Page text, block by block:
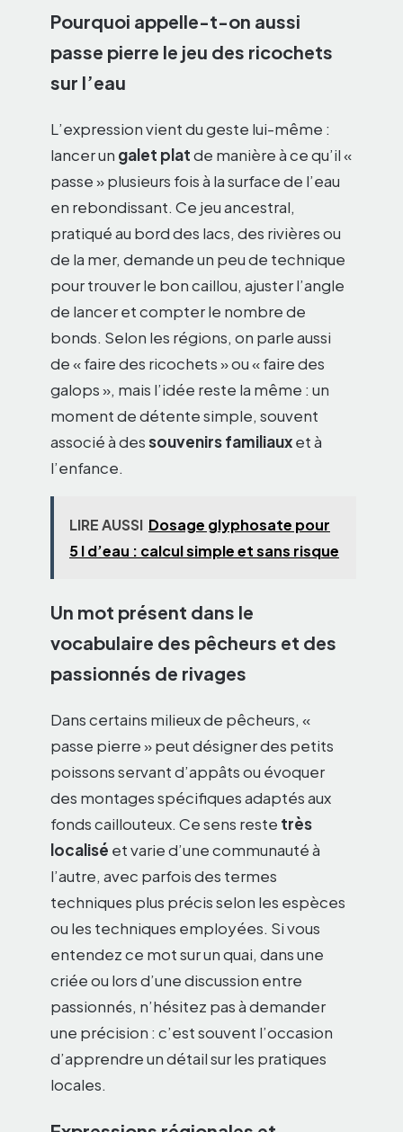
Pourquoi appelle-t-on aussi
passe pierre le jeu des ricochets
sur l’eau
L’expression vient du geste lui-même :
lancer un galet platde manière à ce qu’il «
passe » plusieurs fois à la surface de l’eau
en rebondissant. Ce jeu ancestral,
pratiqué au bord des lacs, des rivières ou
de la mer, demande un peu de technique
pour trouver le bon caillou, ajuster l’angle
de lancer et compter le nombre de
bonds. Selon les régions, on parle aussi
de « faire des ricochets » ou « faire des
galops », mais l’idée reste la même : un
moment de détente simple, souvent
associé à dessouvenirs familiauxet à
l’enfance.
LIRE AUSSI Dosage glyphosate pour
5 l d’eau : calcul simple et sans risque
Un mot présent dans le
vocabulaire des pêcheurs et des
passionnés de rivages
Dans certains milieux de pêcheurs, «
passe pierre » peut désigner des petits
poissons servant d’appâts ou évoquer
des montages spécifiques adaptés aux
fonds caillouteux. Ce sens reste très
localisé et varie d’une communauté à
l’autre, avec parfois des termes
techniques plus précis selon les espèces
ou les techniques employées. Si vous
entendez ce mot sur un quai, dans une
criée ou lors d’une discussion entre
passionnés, n’hésitez pas à demander
une précision : c’est souvent l’occasion
d’apprendre un détail sur les pratiques
locales.